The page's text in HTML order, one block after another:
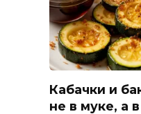
Кабачки и
не в муке, а